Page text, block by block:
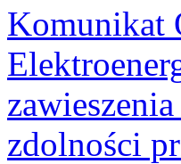
Komunikat
zdolności